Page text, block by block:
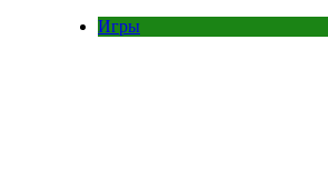
Игры